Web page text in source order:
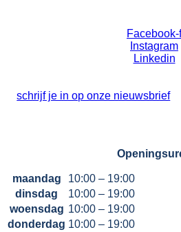
Facebook-f
Instagram
Linkedin
schrijf je in op onze nieuwsbrief
maandag
10:00 – 19:00
dinsdag
10:00 – 19:00
woensdag 10:00 – 19:00
donderdag 10:00 – 19:00